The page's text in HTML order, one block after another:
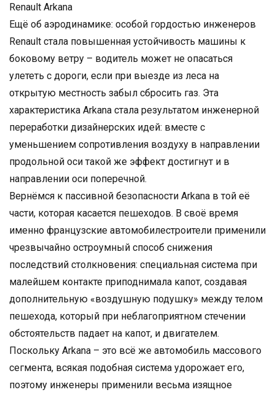
Renault Arkana
Ещё об аэродинамике: особой гордостью инженеров
Renault стала повышенная устойчивость машины к
боковому ветру – водитель может не опасаться
улететь с дороги, если при выезде из леса на
открытую местность забыл сбросить газ. Эта
характеристика Arkana стала результатом инженерной
переработки дизайнерских идей: вместе с
уменьшением сопротивления воздуху в направлении
продольной оси такой же эффект достигнут и в
направлении оси поперечной.
Вернёмся к пассивной безопасности Arkana в той её
части, которая касается пешеходов. В своё время
именно французские автомобилестроители применили
чрезвычайно остроумный способ снижения
последствий столкновения: специальная система при
малейшем контакте приподнимала капот, создавая
дополнительную «воздушную подушку» между телом
пешехода, который при неблагоприятном стечении
обстоятельств падает на капот, и двигателем.
Поскольку Arkana – это всё же автомобиль массового
сегмента, всякая подобная система удорожает его,
поэтому инженеры применили весьма изящное